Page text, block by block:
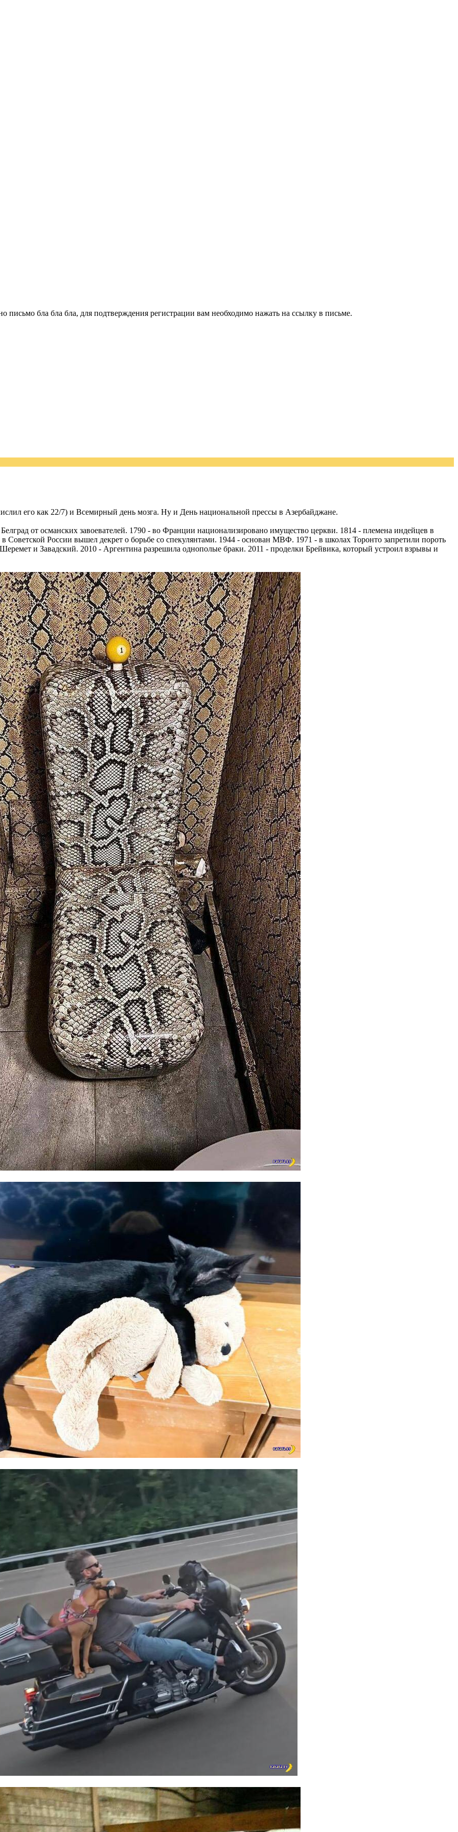
письмо бла бла бла, для подтверждения регистрации вам необходимо нажать на ссылку в письме.
его как 22/7) и Всемирный день мозга. Ну и День национальной прессы в Азербайджане.
от османских завоевателей. 1790 - во Франции национализировано имущество церкви. 1814 - племена индейцев в
России вышел декрет о борьбе со спекулянтами. 1944 - основан МВФ. 1971 - в школах Торонто запретили пороть
и Завадский. 2010 - Аргентина разрешила однополые браки. 2011 - проделки Брейвика, который устроил взрывы и